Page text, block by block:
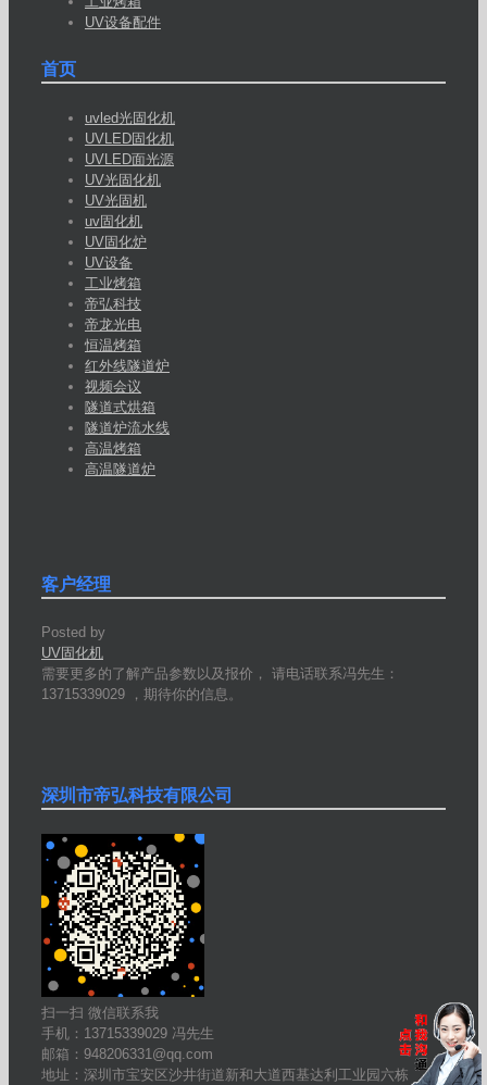
UV设备配件
首页
uvled光固化机
UVLED固化机
UVLED面光源
UV光固化机
UV光固机
uv固化机
UV固化炉
UV设备
工业烤箱
帝弘科技
帝龙光电
恒温烤箱
红外线隧道炉
视频会议
隧道式烘箱
隧道炉流水线
高温烤箱
高温隧道炉
客户经理
Posted by
UV固化机
需要更多的了解产品参数以及报价， 请电话联系冯先生：
13715339029 ，期待你的信息。
深圳市帝弘科技有限公司
扫一扫 微信联系我
手机：13715339029 冯先生
邮箱：948206331@qq.com
地址：深圳市宝安区沙井街道新和大道西基达利工业园六栋